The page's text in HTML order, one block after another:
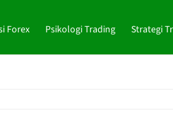
Forex Psikologi Trading Strategi